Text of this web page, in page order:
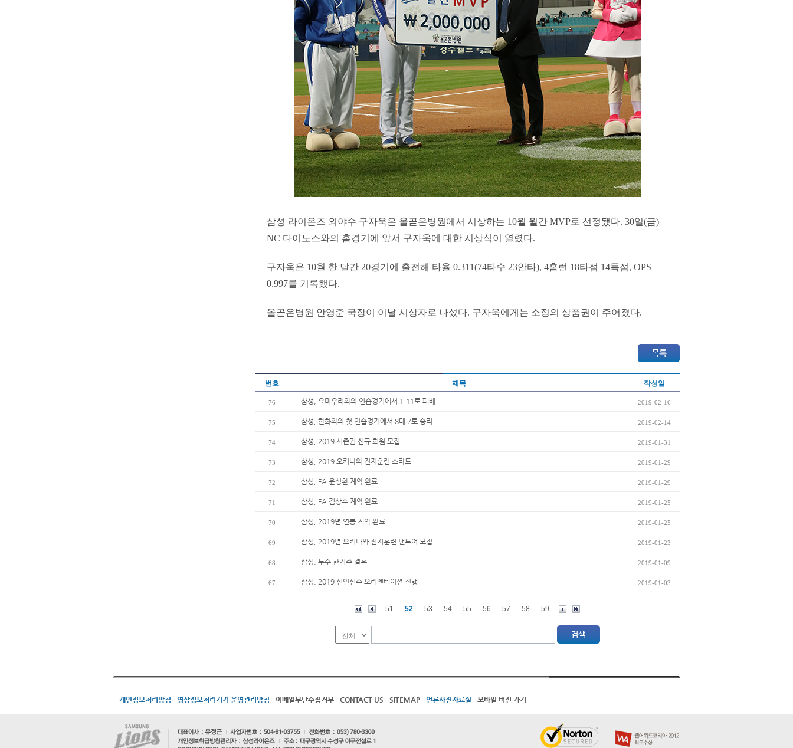
삼성 라이온즈 외야수 구자욱은 올곧은병원에서 시상하는 10월 월간 MVP로 선정됐다. 30일(금)
NC 다이노스와의 홈경기에 앞서 구자욱에 대한 시상식이 열렸다.
구자욱은 10월 한 달간 20경기에 출전해 타율 0.311(74타수 23안타), 4홈런 18타점 14득점, OPS
0.997를 기록했다.
올곧은병원 안영준 국장이 이날 시상자로 나섰다. 구자욱에게는 소정의 상품권이 주어졌다.
번호 제목 작성일
76 삼성, 요미우리와의 연습경기에서 1-11로 패배 2019-02-16
75 삼성, 한화와의 첫 연습경기에서 8대 7로 승리 2019-02-14
74 삼성, 2019 시즌권 신규 회원 모집 2019-01-31
73 삼성, 2019 오키나와 전지훈련 스타트 2019-01-29
72 삼성, FA 윤성환 계약 완료 2019-01-29
71 삼성, FA 김상수 계약 완료 2019-01-25
70 삼성, 2019년 연봉 계약 완료 2019-01-25
69 삼성, 2019년 오키나와 전지훈련 팬투어 모집 2019-01-23
68 삼성, 투수 한기주 결혼 2019-01-09
67 삼성, 2019 신인선수 오리엔테이션 진행 2019-01-03
51 52 53 54 55 56 57 58 59
개인정보처리방침 영상정보처리기기 운영관리방침 이메일무단수집거부 CONTACT US SITEMAP 언론사진자료실 모바일 버전 가기